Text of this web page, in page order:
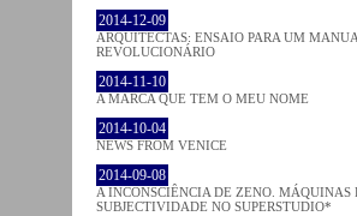
2014-12-09
ARQUITECTAS: ENSAIO PARA UM
REVOLUCIONÁRIO
2014-11-10
A MARCA QUE TEM O MEU NOME
2014-10-04
NEWS FROM VENICE
2014-09-08
A INCONSCIÊNCIA DE ZENO. MÁQUINAS
SUBJECTIVIDADE NO SUPERSTUDIO*